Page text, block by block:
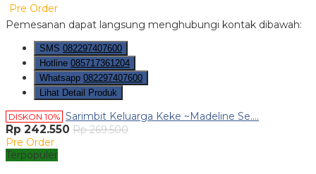
Pre Order
Pemesanan dapat langsung menghubungi kontak dibawah:
SMS 082297407600
Hotline 085717361204
Whatsapp 082297407600
Lihat Detail Produk
DISKON 10% Sarimbit Keluarga Keke ~Madeline Se....
Rp 242.550 Rp 269.500
Pre Order
Terpopuler